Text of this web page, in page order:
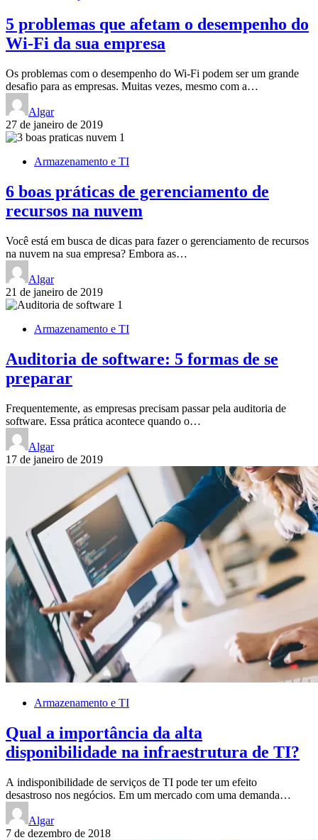
5 problemas que afetam o desempenho do
Wi-Fi da sua empresa
Os problemas com o desempenho do Wi-Fi podem ser um grande
desafio para as empresas. Muitas vezes, mesmo com a…
Algar
27 de janeiro de 2019
Armazenamento e TI
6 boas práticas de gerenciamento de
recursos na nuvem
Você está em busca de dicas para fazer o gerenciamento de recursos
na nuvem na sua empresa? Embora as…
Algar
21 de janeiro de 2019
Armazenamento e TI
Auditoria de software: 5 formas de se
preparar
Frequentemente, as empresas precisam passar pela auditoria de
software. Essa prática acontece quando o…
Algar
17 de janeiro de 2019
Armazenamento e TI
Qual a importância da alta
disponibilidade na infraestrutura de TI?
A indisponibilidade de serviços de TI pode ter um efeito
desastroso nos negócios. Em um mercado com uma demanda…
Algar
7 de dezembro de 2018